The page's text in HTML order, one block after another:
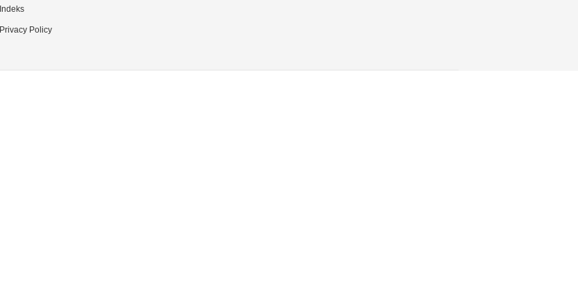
Indeks
Privacy Policy